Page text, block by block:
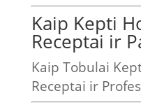
Kaip Kepti
Receptai ir
Kaip Tobulai
Receptai ir